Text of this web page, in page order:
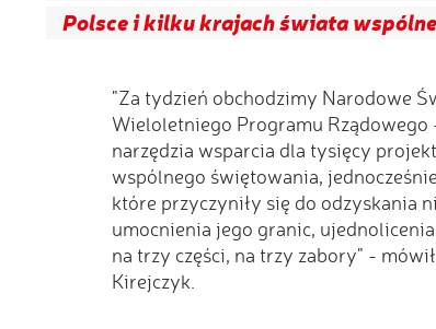
Polsce i kilku krajach świata
"Za tydzień obchodzimy Narodowe
Wieloletniego Programu
narzędzia wsparcia dla tysięcy
wspólnego świętowania,
które przyczyniły się do odzyskania
umocnienia jego granic,
na trzy części, na trzy zabory" -
Kirejczyk.